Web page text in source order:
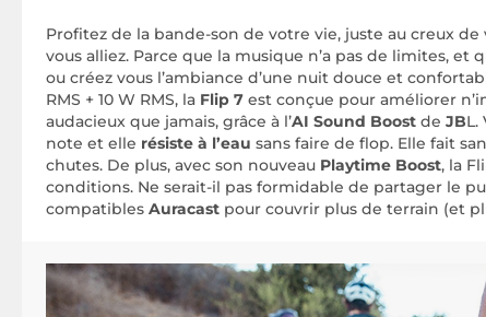
Profitez de la bande-son de votre vie, juste au creux de
vous alliez. Parce que la musique n’a pas de limites, et
ou créez vous l’ambiance d’une nuit douce et
RMS + 10 W RMS, la Flip 7 est conçue pour améliorer
audacieux que jamais, grâce à l’AI Sound Boost de JBL.
note et elle résiste à l’eau sans faire de flop. Elle fait
chutes. De plus, avec son nouveau Playtime Boost, la
conditions. Ne serait-il pas formidable de partager le
compatibles Auracast pour couvrir plus de terrain (et